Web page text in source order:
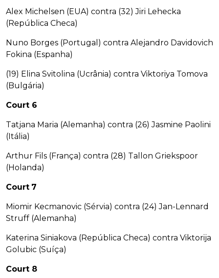
Alex Michelsen (EUA) contra (32) Jiri Lehecka
(República Checa)
Nuno Borges (Portugal) contra Alejandro Davidovich
Fokina (Espanha)
(19) Elina Svitolina (Ucrânia) contra Viktoriya Tomova
(Bulgária)
Court 6
Tatjana Maria (Alemanha) contra (26) Jasmine Paolini
(Itália)
Arthur Fils (França) contra (28) Tallon Griekspoor
(Holanda)
Court 7
Miomir Kecmanovic (Sérvia) contra (24) Jan-Lennard
Struff (Alemanha)
Katerina Siniakova (República Checa) contra Viktorija
Golubic (Suíça)
Court 8